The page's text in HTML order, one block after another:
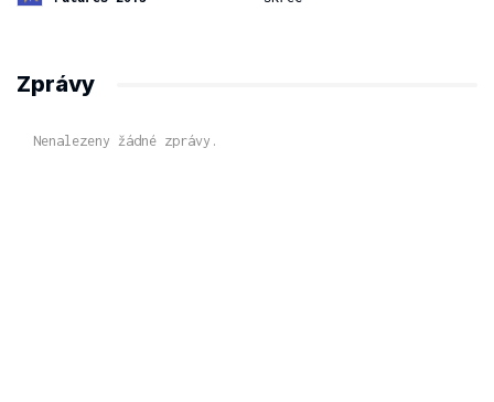
Zprávy
Nenalezeny žádné zprávy.